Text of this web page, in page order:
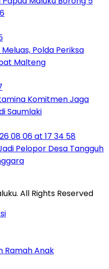
Meluas, Polda Periksa
Malteng
Komitmen Jaga
Saumlaki
Pelopor Desa Tangguh
All Rights Reserved
Ramah Anak